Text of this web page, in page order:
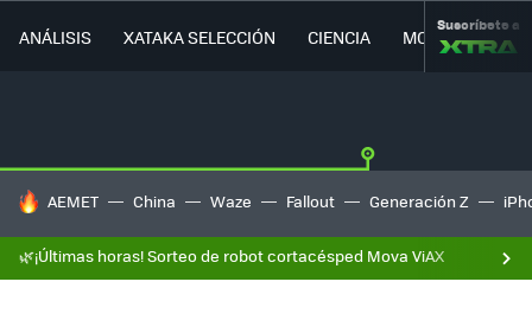
ANÁLISIS XATAKA SELECCIÓN CIENCIA MOVILIDAD
Suscríbete a
HOY SE HABLA DE
AEMET China Waze Fallout Generación Z
🌿¡Últimas horas! Sorteo de robot cortacésped Mova ViAX